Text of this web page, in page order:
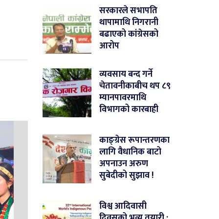
सरकारले सभापति
थापामाथि निगरानी
बढाएको कांग्रेसको
आरोप
व्यवसाय बन्द गर्ने
चेतावनीकाबीच थप ८९
म्यानपावरमाथि
विभागको कारबाही
काङ्ग्रेस रूपान्तरणका
लागि वैधानिक बाटो
अपनाउन अरुण
सुबेदीको सुझाव !
विश्व आदिवासी